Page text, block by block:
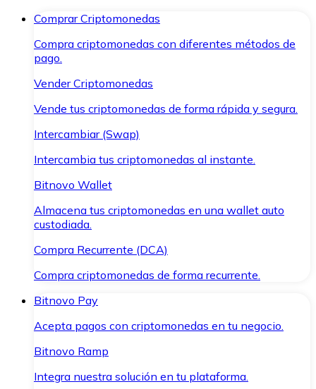
Comprar Criptomonedas
Compra criptomonedas con diferentes métodos de
pago.
Vender Criptomonedas
Vende tus criptomonedas de forma rápida y segura.
Intercambiar (Swap)
Intercambia tus criptomonedas al instante.
Bitnovo Wallet
Almacena tus criptomonedas en una wallet auto
custodiada.
Compra Recurrente (DCA)
Compra criptomonedas de forma recurrente.
Bitnovo Pay
Acepta pagos con criptomonedas en tu negocio.
Bitnovo Ramp
Integra nuestra solución en tu plataforma.